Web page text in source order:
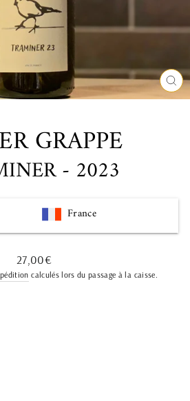
GRAPPE
- 2023
France
Prix
régulier
27,00€
calculés lors du passage à la caisse.